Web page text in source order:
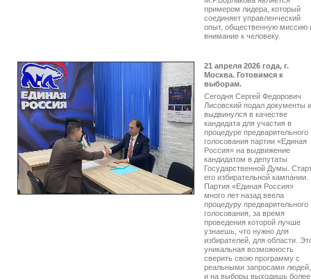
примером лидера, который
соединяет управленческий
опыт, общественную миссию
внимание к человеку.
21 апреля 2026 года, г.
Москва. Готовимся к
выборам.
Сегодня Сергей Федорович
Лисовский подал документы и
выдвинулся в качестве
кандидата для участия в
процедуре предварительного
голосования партии «Единая
Россия» на выдвижение
кандидатом в депутаты
Государственной Думы.
его избирательной кампании.
Партия «Единая Россия»
много лет назад ввела
процедуру предварительного
голосования, за время
проведения которой лучше
узнаешь, что нужно для
избирателей, для области.
уникальная возможность
сверить свою программу с
реальными запросами людей,
и на выборы выходишь более